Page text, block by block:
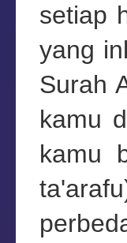
setiap
yang
Surah
kamu
kamu